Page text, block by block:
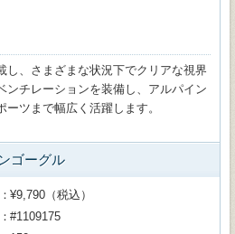
し、さまざまな状況下でクリアな視界
ンチレーションを装備し、アルパイン
ツまで幅広く活躍します。
ゴーグル
¥9,790（税込）
#1109175